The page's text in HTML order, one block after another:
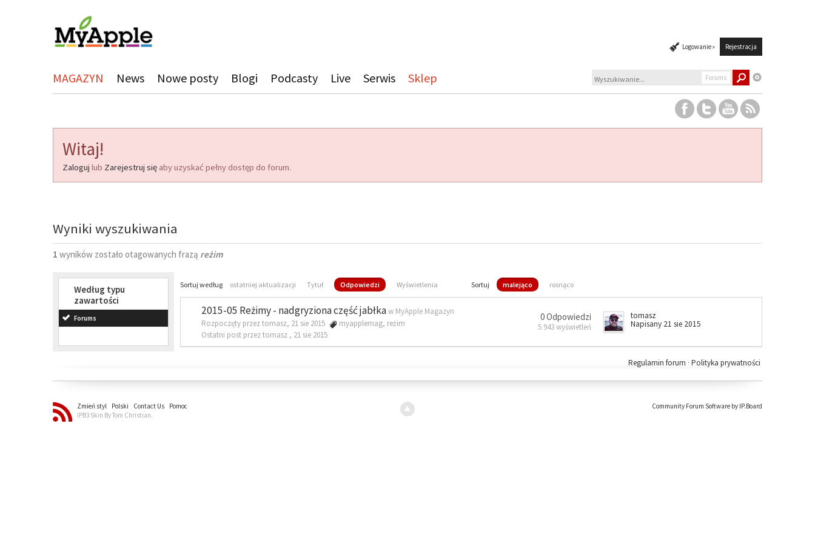
Logowanie » Rejestracja
MAGAZYN News Nowe posty Blogi Podcasty Live Serwis Sklep Forums
Witaj!
Zaloguj lub Zarejestruj się aby uzyskać pełny dostęp do forum.
Wyniki wyszukiwania
1 wyników zostało otagowanych frazą reżim
Według typu
zawartości
Forums
Sortuj według ostatniej aktualizacji Tytuł Odpowiedzi Wyświetlenia Sortuj malejąco rosnąco
2015-05 Reżimy - nadgryziona część jabłkaw MyApple Magazyn
Rozpoczęty przez tomasz, 21 sie 2015
myapplemag, reżim
Ostatni post przez tomasz , 21 sie 2015
0 Odpowiedzi
5 943 wyświetleń
tomasz
Napisany 21 sie 2015
Polityka prywatności
Regulamin forum ·
Zmień styl Polski Contact Us
Pomoc
IPB3 Skin By Tom Christian.
Community Forum Software by IP.Board